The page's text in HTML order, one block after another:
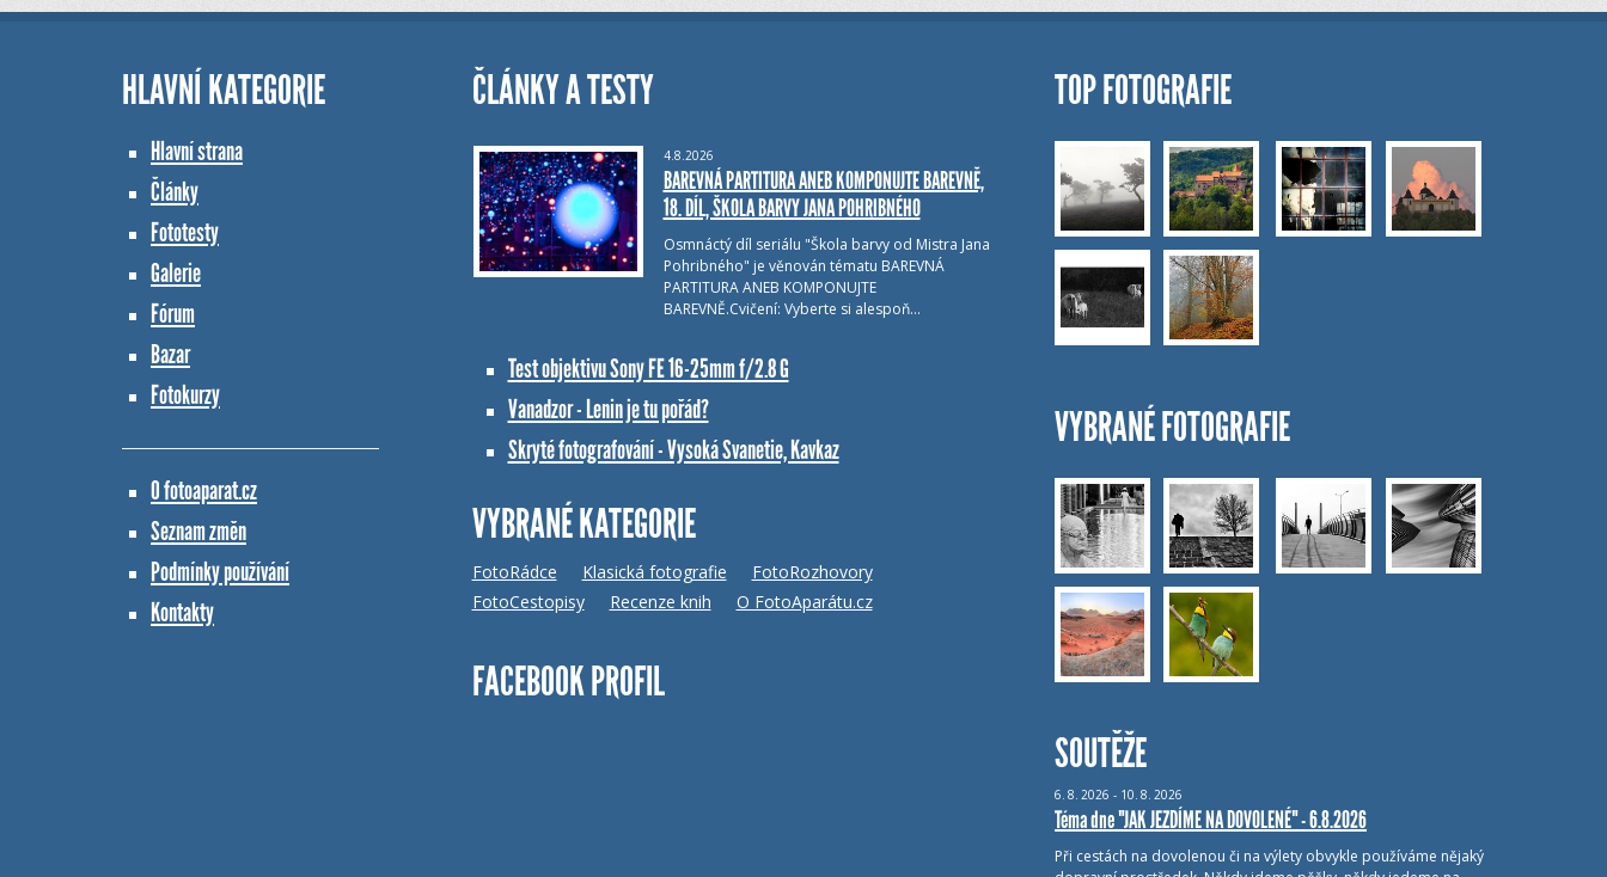
HLAVNÍ KATEGORIE
Hlavní strana
Články
Fototesty
Galerie
Fórum
Bazar
Fotokurzy
O fotoaparat.cz
Seznam změn
Podmínky používání
Kontakty
ČLÁNKY A TESTY
4.8.2026
BAREVNÁ PARTITURA ANEB KOMPONUJTE BAREVNĚ,
18. DÍL, ŠKOLA BARVY JANA POHRIBNÉHO
Osmnáctý díl seriálu "Škola barvy od Mistra Jana
Pohribného" je věnován tématu BAREVNÁ
PARTITURA ANEB KOMPONUJTE
BAREVNĚ.Cvičení: Vyberte si alespoň…
Test objektivu Sony FE 16-25mm f/2.8 G
Vanadzor - Lenin je tu pořád?
Skryté fotografování - Vysoká Svanetie, Kavkaz
VYBRANÉ KATEGORIE
FotoRádce Klasická fotografie
FotoRozhovory
FotoCestopisy
Recenze knih O FotoAparátu.cz
FACEBOOK PROFIL
TOP FOTOGRAFIE
VYBRANÉ FOTOGRAFIE
SOUTĚŽE
6. 8. 2026 - 10. 8. 2026
Téma dne "JAK JEZDÍME NA DOVOLENÉ" - 6.8.2026
Při cestách na dovolenou či na výlety obvykle používáme nějaký